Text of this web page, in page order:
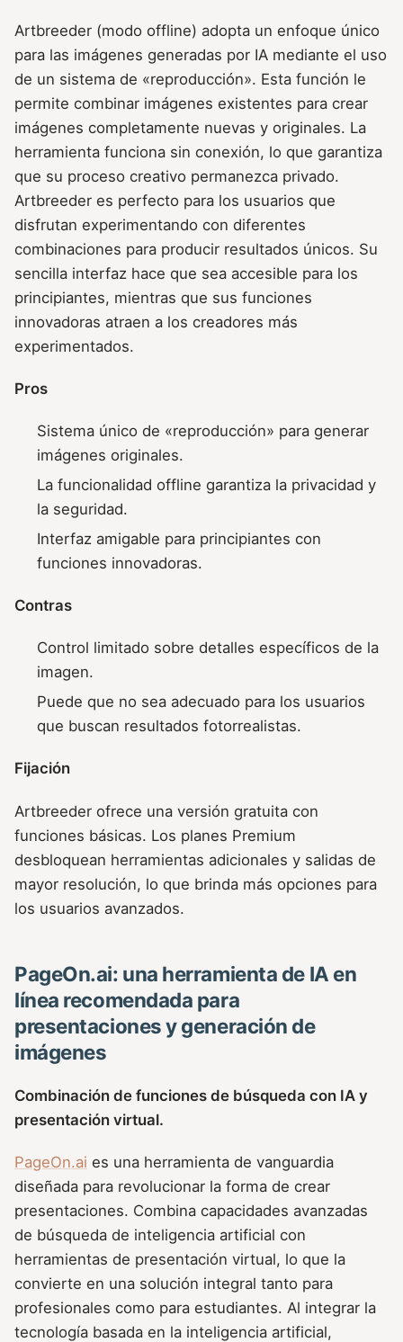
Artbreeder (modo offline) adopta un enfoque único
para las imágenes generadas por IA mediante el uso
de un sistema de «reproducción». Esta función le
permite combinar imágenes existentes para crear
imágenes completamente nuevas y originales. La
herramienta funciona sin conexión, lo que garantiza
que su proceso creativo permanezca privado.
Artbreeder es perfecto para los usuarios que
disfrutan experimentando con diferentes
combinaciones para producir resultados únicos. Su
sencilla interfaz hace que sea accesible para los
principiantes, mientras que sus funciones
innovadoras atraen a los creadores más
experimentados.
Pros
Sistema único de «reproducción» para generar
imágenes originales.
La funcionalidad offline garantiza la privacidad y
la seguridad.
Interfaz amigable para principiantes con
funciones innovadoras.
Contras
Control limitado sobre detalles específicos de la
imagen.
Puede que no sea adecuado para los usuarios
que buscan resultados fotorrealistas.
Fijación
Artbreeder ofrece una versión gratuita con
funciones básicas. Los planes Premium
desbloquean herramientas adicionales y salidas de
mayor resolución, lo que brinda más opciones para
los usuarios avanzados.
PageOn.ai: una herramienta de IA en
línea recomendada para
presentaciones y generación de
imágenes
Combinación de funciones de búsqueda con IA y
presentación virtual.
PageOn.ai es una herramienta de vanguardia
diseñada para revolucionar la forma de crear
presentaciones. Combina capacidades avanzadas
de búsqueda de inteligencia artificial con
herramientas de presentación virtual, lo que la
convierte en una solución integral tanto para
profesionales como para estudiantes. Al integrar la
tecnología basada en la inteligencia artificial,